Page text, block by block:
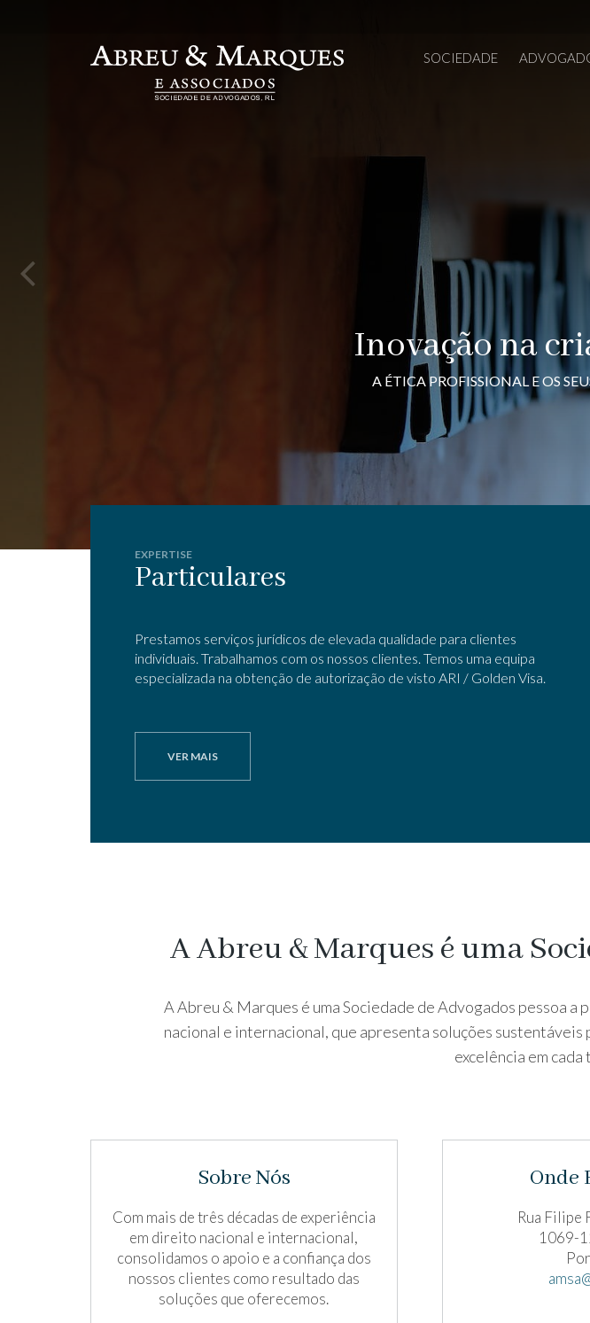
SOCIEDADE
Inovação na
A ÉTICA PROFISSIONAL E OS
EXPERTISE
Particulares
Prestamos serviços jurídicos de elevada qualidade para clientes
individuais. Trabalhamos com os nossos clientes. Temos uma equipa
especializada na obtenção de autorização de visto ARI / Golden Visa.
VER MAIS
A Abreu & Marques é uma
A Abreu & Marques é uma Sociedade de Advogados pessoa a
nacional e internacional, que apresenta soluções sustentáveis
excelência em
Sobre Nós
Com mais de três décadas de experiência
em direito nacional e internacional,
consolidamos o apoio e a confiança dos
nossos clientes como resultado das
soluções que oferecemos.
Onde
Rua Filipe
1069-